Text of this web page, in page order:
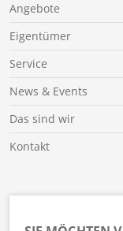
Angebote
Eigentümer
Service
News & Events
Das sind wir
Kontakt